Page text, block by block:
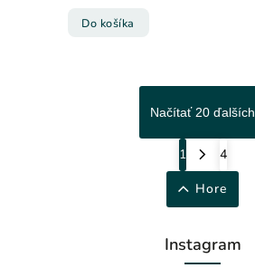
Do košíka
Načítať 20 ďalších
1
4
Hore
Instagram